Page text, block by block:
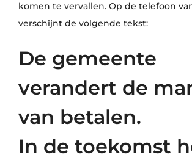
komen te vervallen. Op de telefoon
verschijnt de volgende tekst:
De gemeente
verandert de
van betalen.
In de toekomst